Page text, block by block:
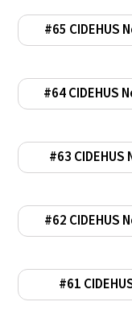
#65 CIDEHUS
#64 CIDEHUS
#63
#62
#61